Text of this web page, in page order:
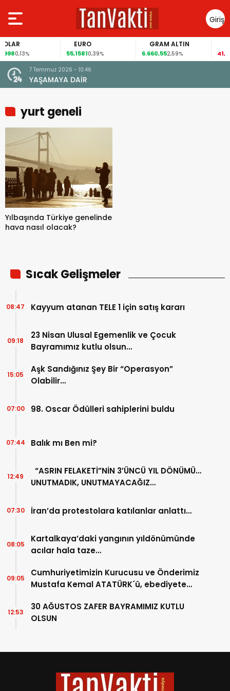
Giriş
Yap
0,13%
EURO
55,15810,39%
GRAM ALTIN
6.660,552,59% 41,30
7 Temmuz 2026 - 10:46
YAŞAMAYA DAİR
yurt geneli
Yılbaşında Türkiye genelinde
hava nasıl olacak?
Sıcak Gelişmeler
Kayyum atanan TELE 1 için satış kararı
08:47
23 Nisan Ulusal Egemenlik ve Çocuk
Bayramımız kutlu olsun…
09:18
Aşk Sandığınız Şey Bir “Operasyon”
Olabilir…
15:05
98. Oscar Ödülleri sahiplerini buldu
07:00
Balık mı Ben mi?
07:44
“ASRIN FELAKETİ”NİN 3’ÜNCÜ YIL DÖNÜMÜ…
UNUTMADIK, UNUTMAYACAĞIZ…
12:49
İran’da protestolara katılanlar anlattı…
07:30
Kartalkaya’daki yangının yıldönümünde
acılar hala taze…
08:05
Cumhuriyetimizin Kurucusu ve Önderimiz
Mustafa Kemal ATATÜRK´ü, ebediyete
09:05
30 AĞUSTOS ZAFER BAYRAMIMIZ KUTLU
OLSUN
12:53